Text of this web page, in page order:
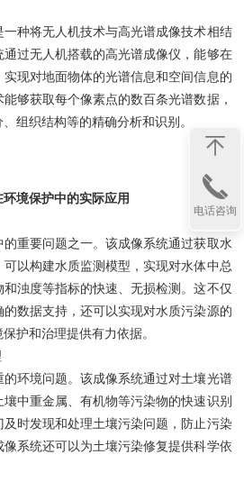
种将无人机技术与高光谱成像技术相结
过无人机搭载的高光谱成像仪，能够在
现对地面物体的光谱信息和空间信息的
够获取每个像素点的数百条光谱数据，
组织结构等的精确分析和识别。
境保护中的实际应用
重要问题之一。该成像系统通过获取水
以构建水质监测模型，实现对水体中总
浊度等指标的快速、无损检测。这不仅
数据支持，还可以实现对水质污染源的
护和治理提供有力依据。
环境问题。该成像系统通过对土壤光谱
中重金属、有机物等污染物的快速识别
时发现和处理土壤污染问题，防止污染
系统还可以为土壤污染修复提供科学依
电话咨询